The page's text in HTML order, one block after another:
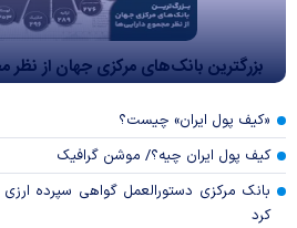
بزرگترین بانک‌های مرکزی جهان از نظر
«کیف پول ایران» چیست؟
کیف پول ایران چیه؟/ موشن گرافیک
بانک مرکزی دستورالعمل گواهی سپرده ارزی
کرد